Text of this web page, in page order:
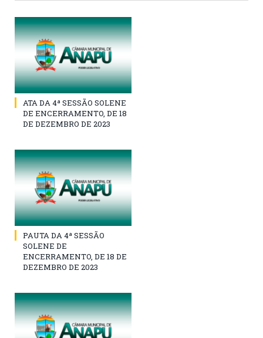
ATA DA 4ª SESSÃO SOLENE
DE ENCERRAMENTO, DE 18
DE DEZEMBRO DE 2023
PAUTA DA 4ª SESSÃO
SOLENE DE
ENCERRAMENTO, DE 18 DE
DEZEMBRO DE 2023